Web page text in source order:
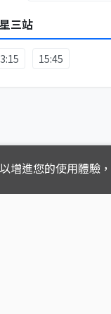
三站
15:45
增進您的使用體驗，